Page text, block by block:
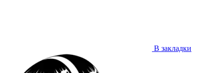
В закладки